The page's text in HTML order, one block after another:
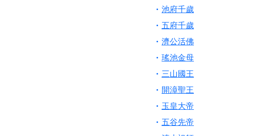
池府千歲
五府千歲
濟公活佛
瑤池金母
三山國王
開漳聖王
玉皇大帝
五谷先帝